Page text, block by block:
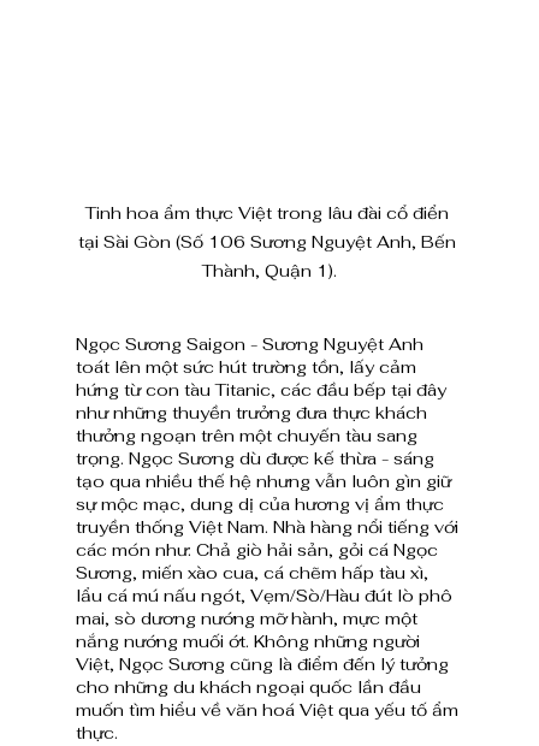
Tinh hoa ẩm thực Việt trong lâu đài cổ điển
tại Sài Gòn (Số 106 Sương Nguyệt Anh, Bến
Thành, Quận 1).
Ngọc Sương Saigon - Sương Nguyệt Anh
toát lên một sức hút trường tồn, lấy cảm
hứng từ con tàu Titanic, các đầu bếp tại đây
như những thuyền trưởng đưa thực khách
thưởng ngoạn trên một chuyến tàu sang
trọng. Ngọc Sương dù được kế thừa - sáng
tạo qua nhiều thế hệ nhưng vẫn luôn gìn giữ
sự mộc mạc, dung dị của hương vị ẩm thực
truyền thống Việt Nam. Nhà hàng nổi tiếng với
các món như: Chả giò hải sản, gỏi cá Ngọc
Sương, miến xào cua, cá chẽm hấp tàu xì,
lẩu cá mú nấu ngót, Vẹm/Sò/Hàu đút lò phô
mai, sò dương nướng mỡ hành, mực một
nắng nướng muối ớt. Không những người
Việt, Ngọc Sương cũng là điểm đến lý tưởng
cho những du khách ngoại quốc lần đầu
muốn tìm hiểu về văn hoá Việt qua yếu tố ẩm
thực.